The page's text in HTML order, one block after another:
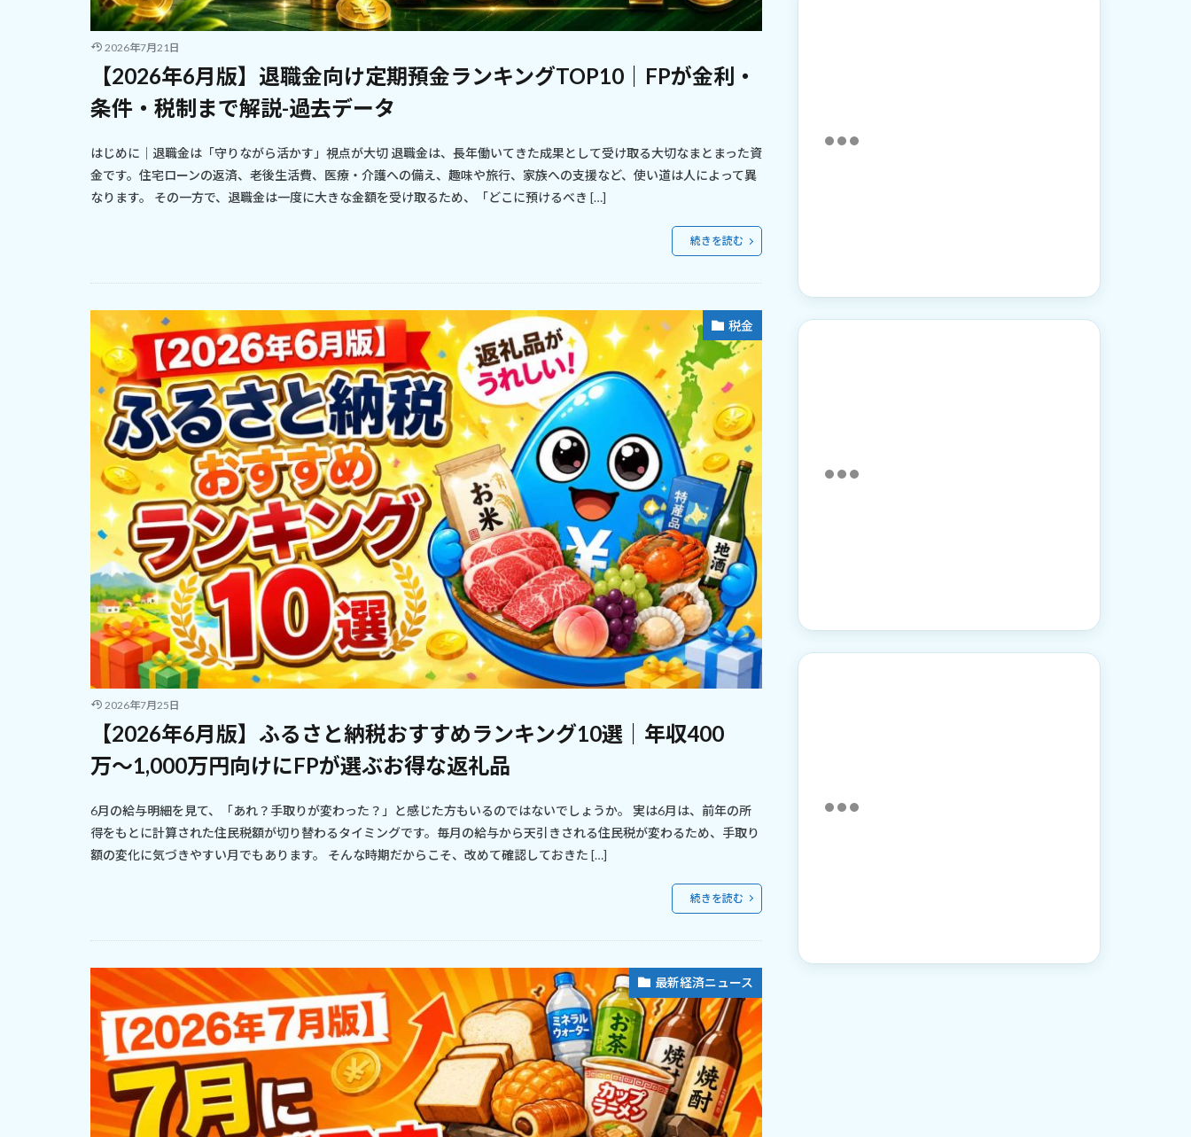
2026年7月21日
【2026年6月版】退職金向け定期預金ランキングTOP10｜FPが金利・
条件・税制まで解説-過去データ
はじめに｜退職金は「守りながら活かす」視点が大切 退職金は、長年働いてきた成果として受け取る大切なまとまった資
金です。住宅ローンの返済、老後生活費、医療・介護への備え、趣味や旅行、家族への支援など、使い道は人によって異
なります。 その一方で、退職金は一度に大きな金額を受け取るため、「どこに預けるべき […]
続きを読む
税金
2026年7月25日
【2026年6月版】ふるさと納税おすすめランキング10選｜年収400
万〜1,000万円向けにFPが選ぶお得な返礼品
6月の給与明細を見て、「あれ？手取りが変わった？」と感じた方もいるのではないでしょうか。 実は6月は、前年の所
得をもとに計算された住民税額が切り替わるタイミングです。毎月の給与から天引きされる住民税が変わるため、手取り
額の変化に気づきやすい月でもあります。 そんな時期だからこそ、改めて確認しておきた […]
続きを読む
最新経済ニュース